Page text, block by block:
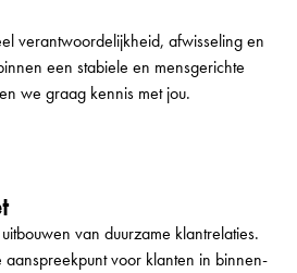
verantwoordelijkheid, afwisseling en
een stabiele en mensgerichte
we graag kennis met jou.
van duurzame klantrelaties.
aanspreekpunt voor klanten in binnen-